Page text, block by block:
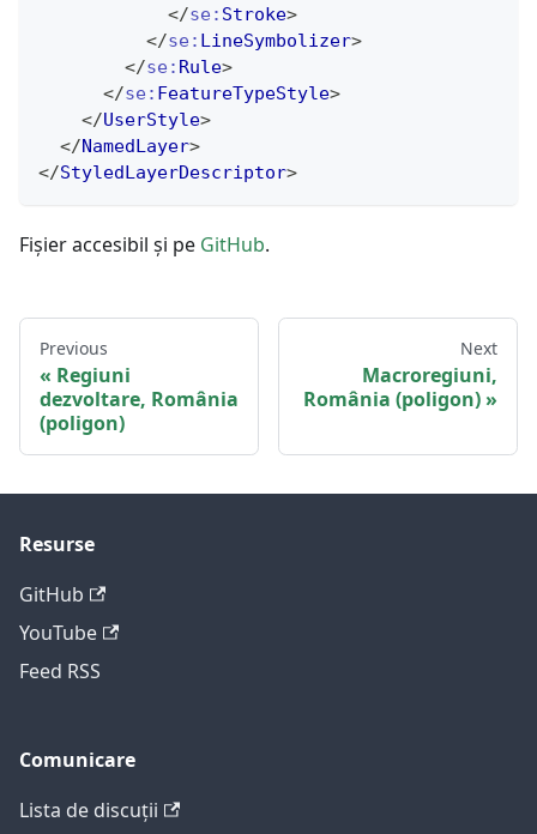
</se: Stroke>
</se: LineSymbolizer>
</se: Rule>
</se: FeatureTypeStyle>
</UserStyle>
</NamedLayer>
</StyledLayerDescriptor>
Fișier accesibil și pe GitHub.
Previous
Regiuni
dezvoltare, România
(poligon)
Next
Macroregiuni,
România (poligon)
Resurse
GitHub
YouTube
Feed RSS
Comunicare
Lista de discuții